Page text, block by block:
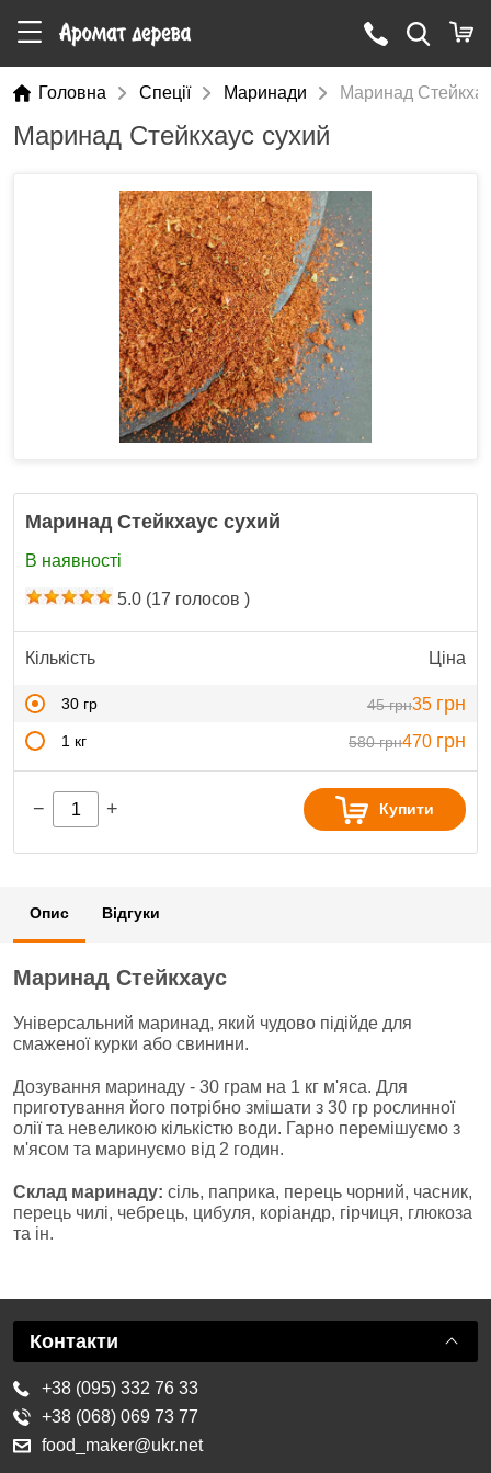
Головна Cпеції Маринади Маринад
Маринад Стейкхаус сухий
Маринад Стейкхаус сухий
В наявності
5.0 (17 голосов )
Кількість Ціна
30 гр 45грн35 грн
1 кг 580грн470 грн
− + Купити
Опис Відгуки
Маринад Стейкхаус
Універсальний маринад, який чудово підійде для
смаженої курки або свинини.
Дозування маринаду - 30 грам на 1 кг м'яса. Для
приготування його потрібно змішати з 30 гр рослинної
олії та невеликою кількістю води. Гарно перемішуємо з
м'ясом та маринуємо від 2 годин.
Склад маринаду: сіль, паприка, перець чорний, часник,
перець чилі, чебрець, цибуля, коріандр, гірчиця, глюкоза
та ін.
Контакти
+38 (095) 332 76 33
+38 (068) 069 73 77
food_maker@ukr.net